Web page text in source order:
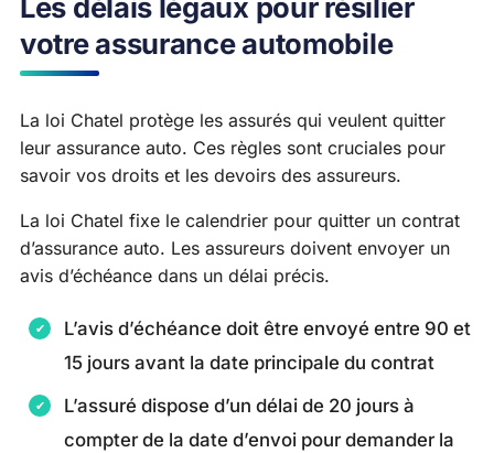
Les délais légaux pour résilier
votre assurance automobile
La loi Chatel protège les assurés qui veulent quitter
leur assurance auto. Ces règles sont cruciales pour
savoir vos droits et les devoirs des assureurs.
La loi Chatel fixe le calendrier pour quitter un contrat
d’assurance auto. Les assureurs doivent envoyer un
avis d’échéance dans un délai précis.
L’avis d’échéance doit être envoyé entre 90 et
15 jours avant la date principale du contrat
L’assuré dispose d’un délai de 20 jours à
compter de la date d’envoi pour demander la